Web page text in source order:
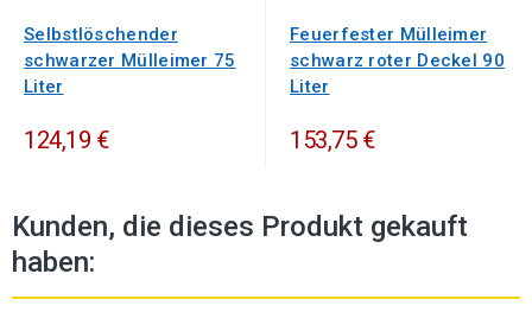
Selbstlöschender
schwarzer Mülleimer 75
Liter
124,19 €
Feuerfester Mülleimer
schwarz roter Deckel 90
Liter
153,75 €
Kunden, die dieses Produkt gekauft
haben: